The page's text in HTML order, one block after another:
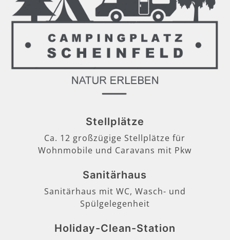
Stellplätze
Ca. 12 großzügige Stellplätze für
Wohnmobile und Caravans mit Pkw
Sanitärhaus
Sanitärhaus mit WC, Wasch- und
Spülgelegenheit
Holiday-Clean-Station